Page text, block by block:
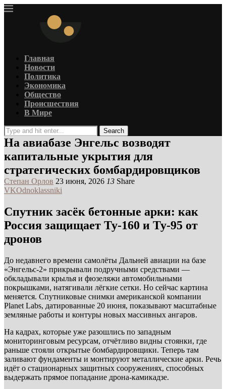
Главная
Новости
Политика
Экономика
Общество
Происшествия
В Мире
Search
На авиабазе Энгельс возводят
капитальные укрытия для
стратегических бомбардировщиков
Степан Орлов 23 июня, 2026 13 Share
VKOdnoklassniki
Спутник засёк бетонные арки: как
Россия защищает Ту-160 и Ту-95 от
дронов
До недавнего времени самолёты Дальней авиации на базе
«Энгельс-2» прикрывали подручными средствами —
обкладывали крылья и фюзеляжи автомобильными
покрышками, натягивали лёгкие сетки. Но сейчас картина
меняется. Спутниковые снимки американской компании
Planet Labs, датированные 20 июня, показывают масштабные
земляные работы и контуры новых массивных ангаров.
На кадрах, которые уже разошлись по западным
мониторинговым ресурсам, отчётливо видны стоянки, где
раньше стояли открытые бомбардировщики. Теперь там
заливают фундаменты и монтируют металлические арки. Речь
идёт о стационарных защитных сооружениях, способных
выдержать прямое попадание дрона-камикадзе.